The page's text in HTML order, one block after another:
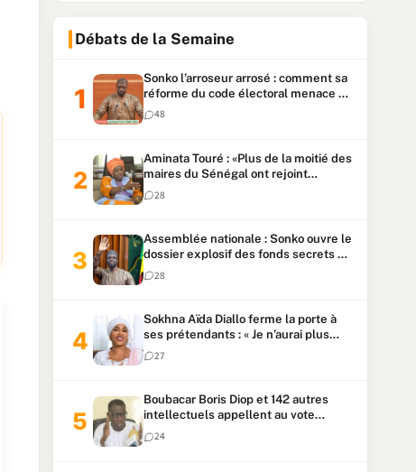
Débats de la Semaine
Sonko l’arroseur arrosé : comment sa
réforme du code électoral menace sa
candidature
48
Aminata Touré : «Plus de la moitié des
maires du Sénégal ont rejoint
Kiiraay»
28
Assemblée nationale : Sonko ouvre le
dossier explosif des fonds secrets et
du patrimoine présidentiel
28
Sokhna Aïda Diallo ferme la porte à
ses prétendants : « Je n’aurai plus
jamais un autre mari »
27
Boubacar Boris Diop et 142 autres
intellectuels appellent au vote
urgent de la révision
constitutionnelle
24